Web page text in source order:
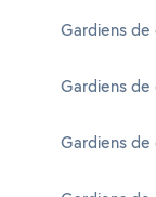
Gardiens de
Gardiens de
Gardiens de